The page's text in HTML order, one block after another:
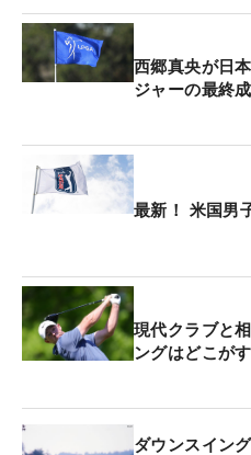
フォアサム（2つのボール
マットで行われた。
西郷真央が日
ジャーの最終
最新！ 米国男
現代クラブと
ングはどこが
ダウンスイン